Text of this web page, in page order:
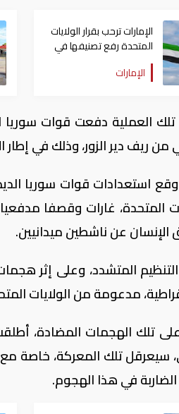
الإمارات ترحب بقرار الولايات
المتحدة رفع تصنيفها في
ضوابط التصدير
الإمارات
العملية دفعت قوات سوريا
من ريف دير الزور، وذلك في
استعدادات قوات سوريا
المتحدة، غارات وقصفا
عن ناشطين ميدانيين.
المتشدد، وعلى إثر
مدعومة من الولايات
تلك الهجمات المضادة،
سيعرقل تلك المعركة، خاصة
في هذا الهجوم.